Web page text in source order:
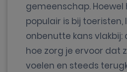
gemeenschap. Hoewel
populair is bij toeristen,
onbenutte kans vlakbij:
hoe zorg je ervoor dat
voelen en steeds